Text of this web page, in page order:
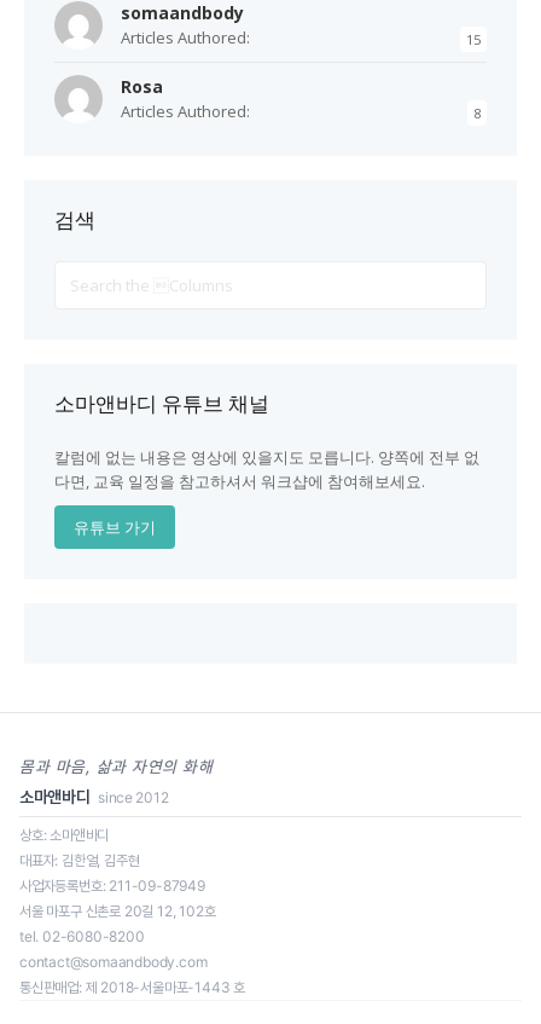
somaandbody
Articles Authored: 15
Rosa
Articles Authored: 8
검색
For
소마앤바디 유튜브 채널
칼럼에 없는 내용은 영상에 있을지도 모릅니다. 양쪽에 전부 없
다면, 교육 일정을 참고하셔서 워크샵에 참여해보세요.
유튜브 가기
일정을 클릭하면 신청 페이지로 이동합니다.
몸과 마음, 삶과 자연의 화해
소마앤바디 since 2012
상호: 소마앤바디
대표자: 김한얼, 김주현
사업자등록번호: 211-09-87949
서울 마포구 신촌로 20길 12, 102호
tel. 02-6080-8200
contact@somaandbody.com
통신판매업: 제 2018-서울마포-1443 호